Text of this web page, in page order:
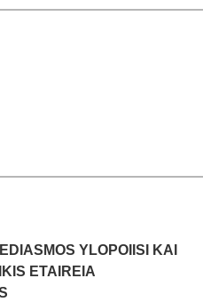
YLOPOIISI KAI
ETAIREIA